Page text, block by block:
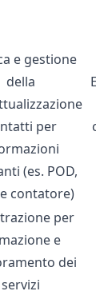
e gestione
della
per
(es. POD,
contatore)
per
e
dei
servizi